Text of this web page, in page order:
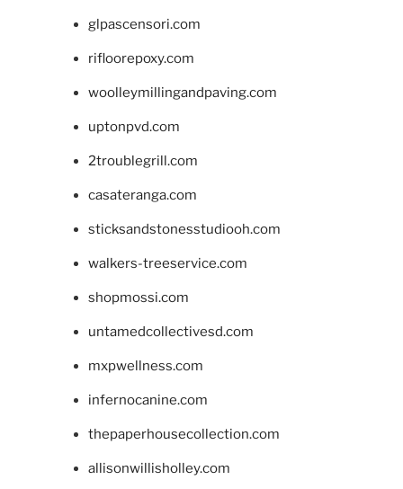
glpascensori.com
rifloorepoxy.com
woolleymillingandpaving.com
uptonpvd.com
2troublegrill.com
casateranga.com
sticksandstonesstudiooh.com
walkers-treeservice.com
shopmossi.com
untamedcollectivesd.com
mxpwellness.com
infernocanine.com
thepaperhousecollection.com
allisonwillisholley.com